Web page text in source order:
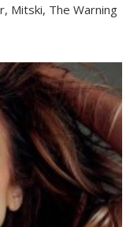
Mitski, The Warning